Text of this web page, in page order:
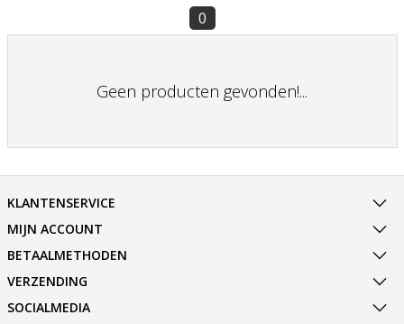
0
Geen producten gevonden!...
KLANTENSERVICE
MIJN ACCOUNT
BETAALMETHODEN
VERZENDING
SOCIALMEDIA